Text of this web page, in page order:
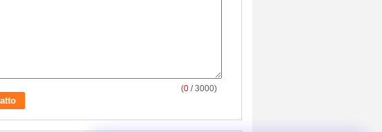
(0 / 3000)